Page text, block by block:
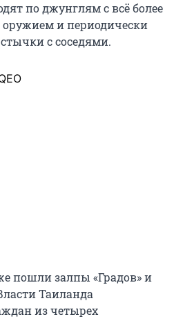
по джунглям с всё более
и периодически
с соседями.
пошли залпы «Градов» и
Таиланда
из четырех